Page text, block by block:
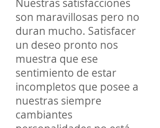
Nuestras satisfacciones
son maravillosas pero no
duran mucho. Satisfacer
un deseo pronto nos
muestra que ese
sentimiento de estar
incompletos que posee a
nuestras siempre
cambiantes